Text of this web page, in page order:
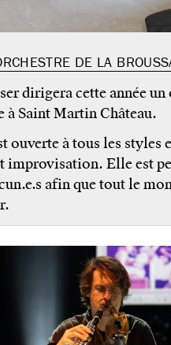
DE LA
dirigera cette année un
à Saint Martin Château.
ouverte à tous les styles
improvisation. Elle est
afin que tout le